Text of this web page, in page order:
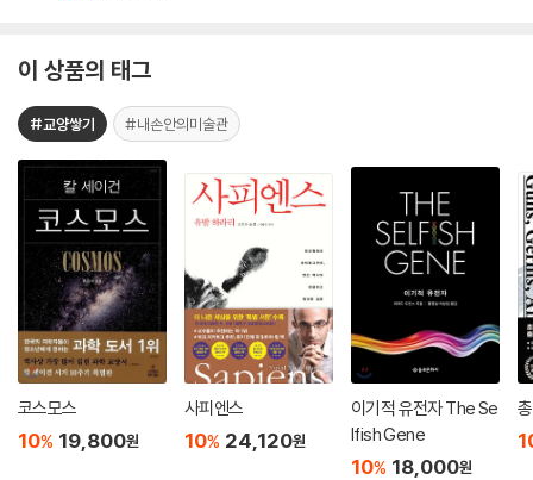
이 상품의 태그
#교양쌓기 #내손안의미술관
코스모스
10% 19,800원
사피엔스
10% 24,120원
이기적 유전자 The Se
lfish Gene
10% 18,000원